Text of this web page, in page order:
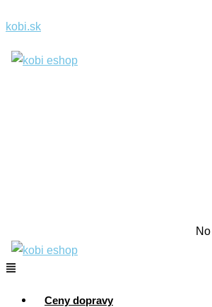
na
kobi.sk
Ceny dopravy
produkt
produkt